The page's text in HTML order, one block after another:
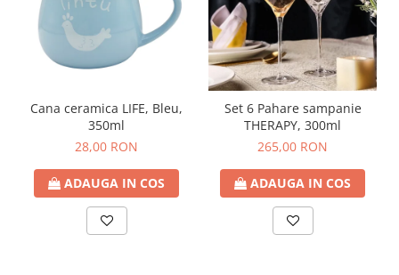
Cana ceramica LIFE, Bleu,
350ml
28,00 RON
ADAUGA IN COS
Set 6 Pahare sampanie
THERAPY, 300ml
265,00 RON
ADAUGA IN COS